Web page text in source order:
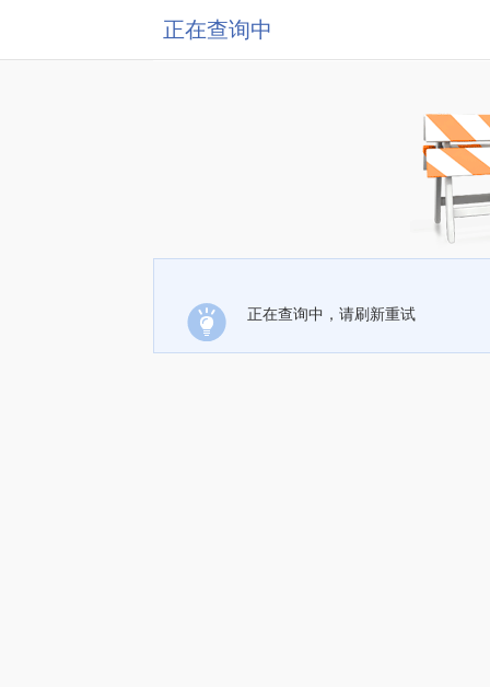
正在查询中
正在查询中，请刷新重试